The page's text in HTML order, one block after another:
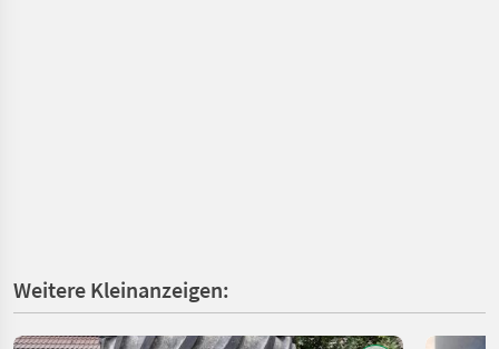
Weitere Kleinanzeigen: